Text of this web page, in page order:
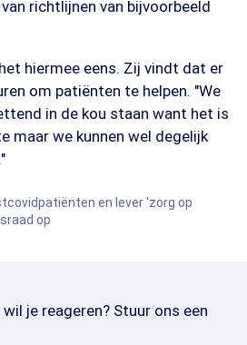
richtlijnen van bijvoorbeeld
hiermee eens. Zij vindt dat er
om patiënten te helpen. "We
in de kou staan want het is
maar we kunnen wel degelijk
en lever 'zorg op
op
je reageren? Stuur ons een